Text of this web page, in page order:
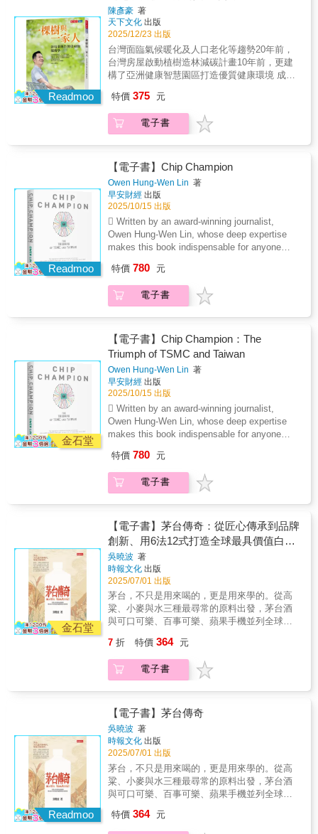
部隊，過去的三十年，凱拉採訪過矽谷每位
「科技之王」，從賈伯斯、貝佐斯、馬斯克、
蓋茲、桑德伯格到山姆．奧特曼與祖克伯，這
些科技王者都曾被她的辛辣言論逼到汗流浹
背，其中祖克伯甚至是字面意義上的滿頭大
汗。她不僅揭開無數企業的漏洞，也逐步寫成
這本集結三十年祕辛的矽谷黑帳本。她的報導
揭露科技界的驕傲、盲點、偏執與不負責任，
決世界的問題。只是這個產業需要企業和用家
以更深思熟慮和嚴謹的態度，來鑄造出更好的
未來。即使與此同時，全新的AI科技已帶著下
一波改變登上世界舞台。《矽谷內幕：科技、
權力與真相的現場紀實》獻給所有關心科技、
權力、媒體與未來的人。
我們在舒適的同溫層中陷入「內捲」的陷阱。
我們誤認為2,300萬人口的市場足夠大，從而錯
失了國際化的企圖心。最慘烈的警訊是：台灣
新創在2015年的國際評比中，獨角獸為零，連
當時崛起的越南、菲律賓都不只一家！這點明
確揭示了企業「出不了海」的結構性困境。舊
降至4～5萬的衝擊下，恐將難以持續。當企業
繼續固守在島內，未來不只是製造業，島上百
工百業都將面臨人才與消費人口短缺的危機。
維：黃金十年的突圍戰略藍圖AI 時代的到來，
是台灣錯過網路浪潮之後迎來的新契機，我們
或有可能迎來「黃金十年」。我們必須把握這
個契機，從「製造島」轉型為「科技島」。
一、重新定位台灣：只要將地圖轉90度，就會
發現台灣正好位居東亞生活圈的中心點，周邊
環繞著日、韓及東南亞近8億人口的蓬勃市場。
我們不能再將鄰國當作工廠，而應將之視為市
場與人才的來源。二、實施「台灣 + 1」策略：
轉向「TW+N」是第二次出海，企業應從一開
始就結合鄰國、擴大市場規模，規劃台灣加上
一個外部市場（TW+N），藉此擴大市場天花
板。三、實現軟硬整合：台灣擁有世界第一的
硬體優勢，我們必須運用當下最新的AI科技順
利轉型，將製造業軟體化，並將高階研發價值
根留台灣。簡立峰博士個人在 Google 台灣建立
亞洲最大研發基地的實戰經驗證明，「在台
灣，做影響世界的事」完全可行。軟硬整合是
從「台廠」到「台灣人領導的跨國企業」的關
鍵點。 ★決勝未來：培養「GDP」人才與 AI
共創能力企業要突破人才瓶頸，必須正視我們
「少子化」，而在於「少國化」──人才國籍過
於單一，導致企業缺乏韌性。人才國際化是企
業具備韌性的關鍵，我們必須正視DEI（多元、
「GDP」。1. G（Global View, 國際觀）：擁
有航海家思維，積極走出台灣的海島單一環
境，挑戰極限。2. D（Diversity, 多元文化）：
將DEI（多元、平等、共融）視為企業必修課，
具備與跨國人才協作的能力，這是企業韌性的
基石。3. P（Proactiveness, 積極主動）：必
須打破「解題式」慣性，培養「出題式」思
維，主動展現影響力，才能在國際舞台上被看
見。真正的人才資本，應該投資在D與P的提升
上：企業應營造多元環境，並培養主動積極的
升。同時，他也提出企業團隊必須掌握「新雙
語」能力。一是英語，這是連結國際人才與市
場的通行證；二是程式語言，也就是與 AI「共
「副駕駛」（Copilot）轉變為能直接執行任務
的「代理人」（AI Agent）。此外，他更提
醒，新時代的競爭力，不在於擁有多少知識，
而在於能否問出好問題──「提問力」成為核心
關鍵。善用 AI 賦能，可以極大化個體生產力，
推動「一人公司」的崛起，讓具備跨域能力的
「π型人才」引領創新。簡立峰博士已經以其在
「在台灣做影響世界的事」是可能的。台灣企
業如果能把握 AI 帶來的軟硬整合契機，透過思
海）已是突破「少國化」結構困境、求得永續
經營的唯一活路。前Google台灣董事總經理簡
立峰，以其海洋思維和組建全球團隊的實戰經
驗，提供了一份清晰的致勝戰略：拓展數位國
土、運用遠距協作，培養π型與具備GDP能力
的新世代，新創與老創合作，軟硬整合，實現
軟體登峰。在台灣做影響世界的事，贏得永續
大未來！台灣正站在一個關鍵的十字路口。面
「五缺」和少子化的結構性限制，我們必須正
視：出海，已是唯一的生存之道。★迫切危
機：被島嶼思維慣性困住的台灣人與台灣企業
所困，日常生活中「看不見海」。這種慣性讓
我們在舒適的同溫層中陷入「內捲」的陷阱。
我們誤認為2,300萬人口的市場足夠大，從而錯
失了國際化的企圖心。最慘烈的警訊是：台灣
新創在2015年的國際評比中，獨角獸為零，連
當時崛起的越南、菲律賓都不只一家！這點明
確揭示了企業「出不了海」的結構性困境。舊
降至4～5萬的衝擊下，恐將難以持續。當企業
繼續固守在島內，未來不只是製造業，島上百
工百業都將面臨人才與消費人口短缺的危機。
維：黃金十年的突圍戰略藍圖AI 時代的到來，
是台灣錯過網路浪潮之後迎來的新契機，我們
或有可能迎來「黃金十年」。我們必須把握這
個契機，從「製造島」轉型為「科技島」。
一、重新定位台灣：只要將地圖轉90度，就會
環繞著日、韓及東南亞近8億人口的蓬勃市場。
我們不能再將鄰國當作工廠，而應將之視為市
場與人才的來源。二、實施「台灣 + 1」策略：
對製造業為主的台商而言，從「TW+CN」模式
始就結合鄰國、擴大市場規模，規劃台灣加上
一個外部市場（TW+N），藉此擴大市場天花
板。三、實現軟硬整合：台灣擁有世界第一的
利轉型，將製造業軟體化，並將高階研發價值
根留台灣。簡立峰博士個人在 Google 台灣建立
亞洲最大研發基地的實戰經驗證明，「在台
灣，做影響世界的事」完全可行。軟硬整合是
從「台廠」到「台灣人領導的跨國企業」的關
鍵點。 ★決勝未來：培養「GDP」人才與 AI
共創能力企業要突破人才瓶頸，必須正視我們
需要的不是人力而是人才，面對的挑戰不在
於單一，導致企業缺乏韌性。人才國際化是企
業具備韌性的關鍵，我們必須正視DEI（多元、
平等、共融）的重要性，將之列入必修。 簡立
峰博士在書中提出了AI 時代人才的全新指標：
有航海家思維，積極走出台灣的海島單一環
將DEI（多元、平等、共融）視為企業必修課，
具備與跨國人才協作的能力，這是企業韌性的
基石。3. P（Proactiveness, 積極主動）：必
須打破「解題式」慣性，培養「出題式」思
維，主動展現影響力，才能在國際舞台上被看
見。真正的人才資本，應該投資在D與P的提升
上：企業應營造多元環境，並培養主動積極的
Readmoo
陳彥豪 著
天下文化 出版
2025/12/23 出版
台灣面臨氣候暖化及人口老化等趨勢20年前，
台灣房屋啟動植樹造林減碳計畫10年前，更建
構了亞洲健康智慧園區打造優質健康環境 成為
ESG+本書呈現台灣房屋四十年來的發展歷史，
從植樹造林、提倡友善農法，到打造新世代健
康養生宅，所走過的痕跡，以及堅守誠信、專
代、溫暖人心的意義；而台灣房屋也秉持初
心，以專業、貼心、服務力，成為台灣人最安
心、最值得信任的一股力量。
特價 375 元
電子書
Readmoo
【電子書】Chip Champion
Owen Hung-Wen Lin 著
早安財經 出版
2025/10/15 出版
 Written by an award-winning journalist,
Owen Hung-Wen Lin, whose deep expertise
makes this book indispensable for anyone
digital age. An authentic insider account of
TSMC’s rise, based on more than 30 years of
interviews with industry leaders, experts, and
cultural practices that enabled TSMC to
surpass competitors like Intel and reshape the
landscape of global technology competition.
Provides vital context for understanding
semiconductor supply chains and their pivotal
role in AI, geopolitics, and technological
innovation—crucial for investors, business
leaders, and policy makers. Examines how
TSMC navigates US–China tensions and
international pressures while driving industry-
growth.The Silicon Backbone of the Digital
Age“This book marks a significant milestone
in the journey, offering both an authentic
success story.” Shang-Yi Chiang, TSMC’s
former Co-Chief Operating Officer“The author
has witnessed numerous significant events in
the semiconductor industry over the past thirty
years … an indispensable read for anyone
concerned with the industry.” Stan Shih,
Founder and Honorary Chairman of Acer
GroupIn a world increasingly defined by AI and
at the critical nexus of global supply chains,
geopolitical tensions, and cutting-edge
engineering: TSMC.Taiwan Semiconductor
Manufacturing Company has emerged as the
world’s indispensable manufacturer of
advanced semiconductor chips—the unseen
yet essential components powering everything
from smartphones and laptops to data centers
and autonomous vehicles.How did a company
founded in an island nation of 23 million
people become the world’s most valuable
semiconductor firm and the producer of
approximately 90% of its most advanced
chips? What management philosophies,
特價 780 元
電子書
金石堂
【電子書】Chip Champion：The
Triumph of TSMC and Taiwan
Owen Hung-Wen Lin 著
早安財經 出版
2025/10/15 出版
 Written by an award-winning journalist,
Owen Hung-Wen Lin, whose deep expertise
makes this book indispensable for anyone
digital age. An authentic insider account of
TSMC’s rise, based on more than 30 years of
interviews with industry leaders, experts, and
cultural practices that enabled TSMC to
surpass competitors like Intel and reshape the
landscape of global technology competition.
Provides vital context for understanding
semiconductor supply chains and their pivotal
role in AI, geopolitics, and technological
innovation—crucial for investors, business
leaders, and policy makers. Examines how
TSMC navigates US–China tensions and
international pressures while driving industry-
growth.The Silicon Backbone of the Digital
Age“This book marks a significant milestone
in the journey, offering both an authentic
success story.” Shang-Yi Chiang, TSMC’s
former Co-Chief Operating Officer“The author
has witnessed numerous significant events in
the semiconductor industry over the past thirty
years … an indispensable read for anyone
concerned with the industry.” Stan Shih,
Founder and Honorary Chairman of Acer
technological innovation, one company stands
at the critical nexus of global supply chains,
特價 780 元
電子書
金石堂
【電子書】茅台傳奇：從匠心傳承到品牌
創新、用6法12式打造全球最具價值白酒
帝國
吳曉波 著
時報文化 出版
2025/07/01 出版
茅台，不只是用來喝的，更是用來學的。從高
粱、小麥與水三種最尋常的原料出發，茅台酒
與可口可樂、百事可樂、蘋果手機並列全球年
將傳統工藝與價值創新融合，成就企業文化的
超級變現力。這是一個關於品牌打造的故事，
也是一段橫跨70年的企業成長紀錄。 它兼具神
價值變現的世界級案例。這本書你可以讀到：●
盤點關鍵轉折：詳實紀錄1951年以來茅台發展
的重大里程碑●企業成長地圖：系統整理茅台品
牌從地方酒廠到全球知名企業的進化歷程●深度
採訪視角：吳曉波親赴茅台鎮20餘次、訪談上
百人，結合產業觀察與商業解析●品牌策略範
例：揭示茅台如何透過文化行銷、價格錨定與
稀缺策略，成為「價值錨定」的代表●文化與市
場融合：探索茅台如何將傳統釀造工藝轉化為
7 折 特價 364 元
電子書
Readmoo
【電子書】茅台傳奇
吳曉波 著
時報文化 出版
2025/07/01 出版
茅台，不只是用來喝的，更是用來學的。從高
粱、小麥與水三種最尋常的原料出發，茅台酒
與可口可樂、百事可樂、蘋果手機並列全球年
將傳統工藝與價值創新融合，成就企業文化的
特價 364 元